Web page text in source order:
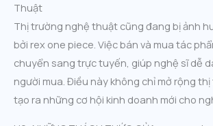
Thuật
Thị trường nghệ thuật cũng đang bị ảnh
bởi rex one piece. Việc bán và mua tác
chuyển sang trực tuyến, giúp nghệ sĩ dễ
người mua. Điều này không chỉ mở rộng
tạo ra những cơ hội kinh doanh mới cho